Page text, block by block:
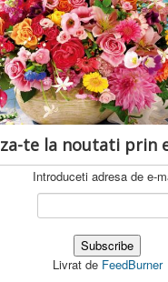
Vi, 04.11.2022 -
Județean Mehedinți
te la noutati prin
Introduceti adresa de e-
Livrat de FeedBurner